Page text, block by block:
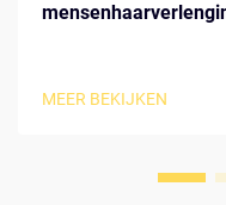
MEER BEKIJKEN